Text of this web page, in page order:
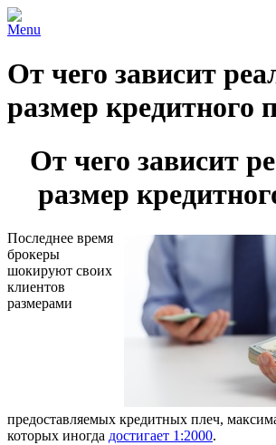
Menu
От чего зависит
размер кредитного
От чего зависит
размер
Последнее время
брокеры
шокируют своих
клиентов
размерами
предоставляемых кредитных плеч,
которых иногда достигает 1:2000.